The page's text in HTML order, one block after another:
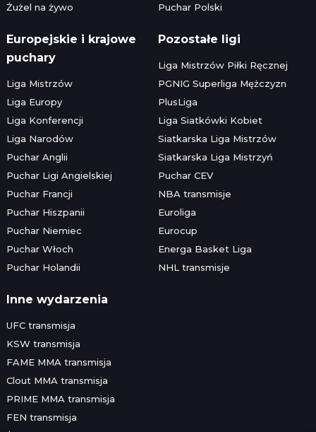
Żużel na żywo
Puchar Polski
Europejskie i krajowe
puchary
Liga Mistrzów
Liga Europy
Liga Konferencji
Liga Narodów
Puchar Anglii
Puchar Ligi Angielskiej
Puchar Francji
Puchar Hiszpanii
Puchar Niemiec
Puchar Włoch
Puchar Holandii
Pozostałe ligi
Liga Mistrzów Piłki Ręcznej
PGNIG Superliga Mężczyzn
PlusLiga
Liga Siatkówki Kobiet
Siatkarska Liga Mistrzów
Siatkarska Liga Mistrzyń
Puchar CEV
NBA transmisje
Euroliga
Eurocup
Energa Basket Liga
NHL transmisje
Inne wydarzenia
UFC transmisja
KSW transmisja
FAME MMA transmisja
Clout MMA transmisja
PRIME MMA transmisja
FEN transmisja